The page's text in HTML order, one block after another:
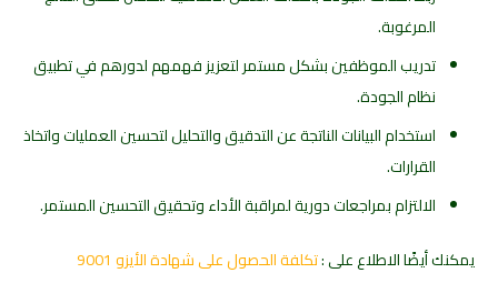
المرغوبة.
تدريب الموظفين بشكل مستمر لتعزيز فهمهم لدورهم في تطبيق
نظام الجودة.
استخدام البيانات الناتجة عن التدقيق والتحليل لتحسين العمليات واتخاذ
القرارات.
الالتزام بمراجعات دورية لمراقبة الأداء وتحقيق التحسين المستمر.
يمكنك أيضًا الاطلاع على :تكلفة الحصول على شهادة الأيزو 9001